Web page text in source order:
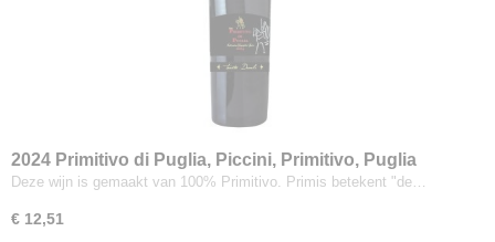
2024 Primitivo di Puglia, Piccini, Primitivo, Puglia
Deze wijn is gemaakt van 100% Primitivo. Primis betekent "de…
€ 12,51